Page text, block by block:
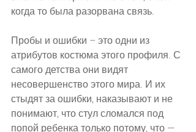
когда то была разорвана связь.
Пробы и ошибки – это одни из
атрибутов костюма этого профиля. С
самого детства они видят
несовершенство этого мира. И их
стыдят за ошибки, наказывают и не
понимают, что стул сломался под
попой ребенка только потому, что —